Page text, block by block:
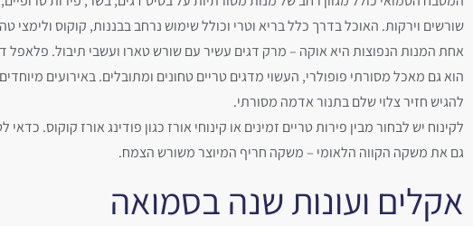
שורשים וירקות. האוכל בדרך כלל בריא וטרי וכולל שימוש נרחב בבננות, קוקוס ולימצי
אחת המנות הנפוצות היא אוקה – מרק דגים עשיר עם שורש טארו ועשבי תיבול. פלאפל
הוא גם מאכל מסורתי פופולרי, העשוי מדגים טריים טחונים ומתובלים. באירועים
להגיש חזיר צלוי שלם בתנור אדמה מסורתי.
לקינוח יש לבחור מבין פירות טריים זמינים או קינוחי אורז כגון פודינג אורז קוקוס. כדאי
גם את משקה הקווה הלאומי – משקה חריף המיוצר משורש הצמח.
אקלים ועונות שנה בסמואה